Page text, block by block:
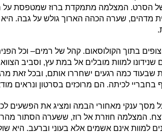
הסרט. המצלמה מתמקדת ברוז שמטפסת על
מדהים, שערה הכהה הארוך גולש על גבה. היא
בתוך הקולוסאום. קהל של רמים– וכל
למוות מובלים אל במת עץ, וסביב
שבעוד כמה רגעים ישחררו אותם, ובכל זאת
לכיתה. הם מרוכזים בסרטון ונראים
מסך ענקי מאחורי הבמה ומציג את הפשעים
המצלמה חוזרת אל רוז, ששערה הסתור
למוות אינם אשמים אלא בעוני וברעב. היא